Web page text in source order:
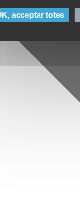
acceptar totes